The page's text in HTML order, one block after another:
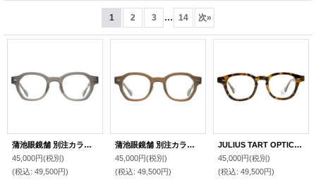
1 2 3 ... 14 次»
蒲池眼鏡舗 別注カラー OG × Oliver Goldsmith/オージーバイ・オリバーゴールドスミス【BETH】MATTE C GREY 45サイズ
45,000円(税別)
(税込: 49,500円)
蒲池眼鏡舗 別注カラー OG × Oliver Goldsmith/オージーバイ・オリバーゴールドスミス【BETH】 C BROWN 45サイズ
45,000円(税別)
(税込: 49,500円)
JULIUS TART OPTICAL/ジュリアス タート オプティカル【AR】Tortoise 46/24サイズ
45,000円(税別)
(税込: 49,500円)